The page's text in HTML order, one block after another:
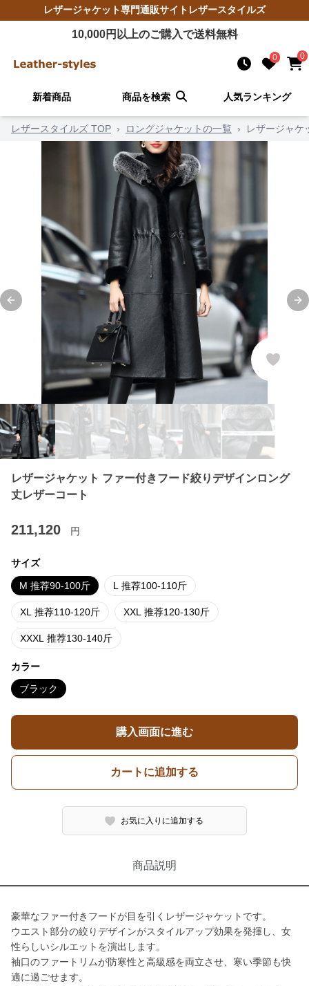
レザージャケット専門通販サイト レザースタイルズ
10,000円以上のご購入で送料無料
0 0
新着商品 商品を検索 人気ランキング
レザースタイルズ TOP › ロングジャケットの一覧 › レザージャケ
Previous slide
レザージャケット ファー付きフード絞りデザインロング
丈レザーコート
211,120 円
サイズ
M 推荐90-100斤 L 推荐100-110斤
XL 推荐110-120斤 XXL 推荐120-130斤
XXXL 推荐130-140斤
カラー
ブラック
購入画面に進む
カートに追加する
お気に入りに追加する
商品説明
豪華なファー付きフードが目を引くレザージャケットです。
ウエスト部分の絞りデザインがスタイルアップ効果を発揮し、女
性らしいシルエットを演出します。
袖口のファートリムが防寒性と高級感を両立させ、寒い季節も快
適に過ごせます。